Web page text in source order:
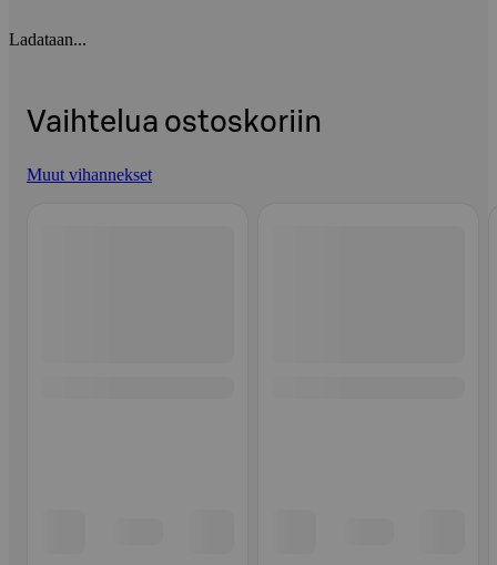
Ladataan...
Vaihtelua ostoskoriin
Muut vihannekset